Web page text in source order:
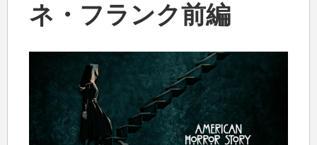
ネ・フランク前編